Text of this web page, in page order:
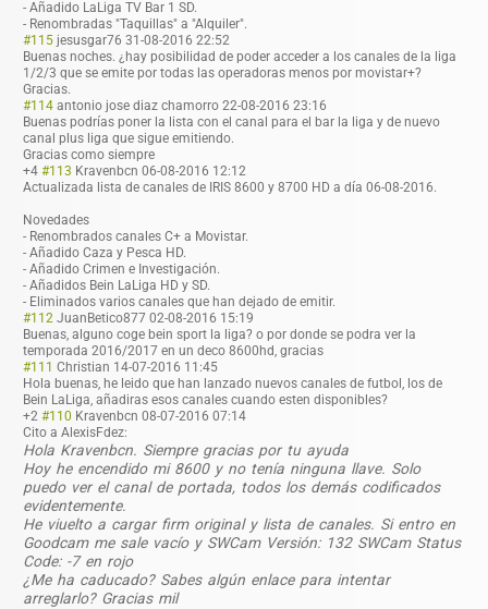
- Añadido LaLiga TV Bar 1 SD.
- Renombradas "Taquillas" a "Alquiler".
#115 jesusgar76 31-08-2016 22:52
Buenas noches. ¿hay posibilidad de poder acceder a los canales de la liga
1/2/3 que se emite por todas las operadoras menos por movistar+?
Gracias.
#114 antonio jose diaz chamorro 22-08-2016 23:16
Buenas podrías poner la lista con el canal para el bar la liga y de nuevo
canal plus liga que sigue emitiendo.
Gracias como siempre
+4 #113 Kravenbcn 06-08-2016 12:12
Actualizada lista de canales de IRIS 8600 y 8700 HD a día 06-08-2016.
Novedades
- Renombrados canales C+ a Movistar.
- Añadido Caza y Pesca HD.
- Añadido Crimen e Investigación.
- Añadidos Bein LaLiga HD y SD.
- Eliminados varios canales que han dejado de emitir.
#112 JuanBetico877 02-08-2016 15:19
Buenas, alguno coge bein sport la liga? o por donde se podra ver la
temporada 2016/2017 en un deco 8600hd, gracias
#111 Christian 14-07-2016 11:45
Hola buenas, he leido que han lanzado nuevos canales de futbol, los de
Bein LaLiga, añadiras esos canales cuando esten disponibles?
+2 #110 Kravenbcn 08-07-2016 07:14
Cito a AlexisFdez:
Hola Kravenbcn. Siempre gracias por tu ayuda
Hoy he encendido mi 8600 y no tenía ninguna llave. Solo
puedo ver el canal de portada, todos los demás codificados
evidentemente.
He viuelto a cargar firm original y lista de canales. Si entro en
Goodcam me sale vacío y SWCam Versión: 132 SWCam Status
Code: -7 en rojo
¿Me ha caducado? Sabes algún enlace para intentar
arreglarlo? Gracias mil